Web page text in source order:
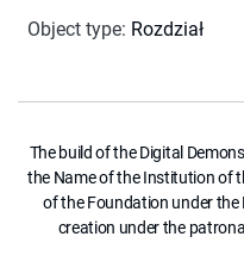
Object type: Rozdział
The build of the Digital
the Name of the Institution of
of the Foundation under
creation under the